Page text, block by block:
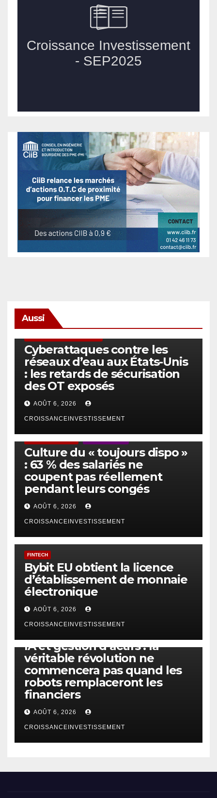
Aussi
Cyberattaques contre les
réseaux d’eau aux États-Unis
: les retards de sécurisation
des OT exposés
AOÛT 6, 2026
CROISSANCEINVESTISSEMENT
Culture du « toujours dispo »
: 63 % des salariés ne
coupent pas réellement
pendant leurs congés
AOÛT 6, 2026
CROISSANCEINVESTISSEMENT
FINTECH
Bybit EU obtient la licence
d’établissement de monnaie
électronique
AOÛT 6, 2026
CROISSANCEINVESTISSEMENT
IA et gestion d’actifs : la
véritable révolution ne
commencera pas quand les
robots remplaceront les
financiers
AOÛT 6, 2026
CROISSANCEINVESTISSEMENT